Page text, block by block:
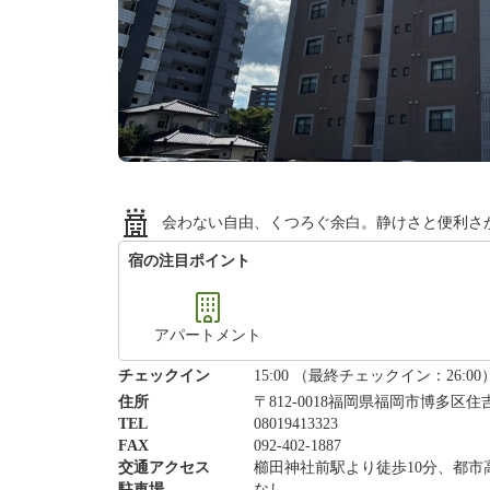
会わない自由、くつろぐ余白。静けさと便利
宿の注目ポイント
アパートメント
チェックイン
15:00 （最終チェックイン：26:00
住所
〒812-0018福岡県福岡市博多区住
TEL
08019413323
FAX
092-402-1887
交通アクセス
櫛田神社前駅より徒歩10分、都